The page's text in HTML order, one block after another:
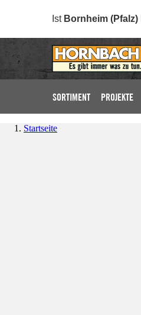
Ist Bornheim (Pfalz)
SORTIMENT PROJEKTE
Startseite